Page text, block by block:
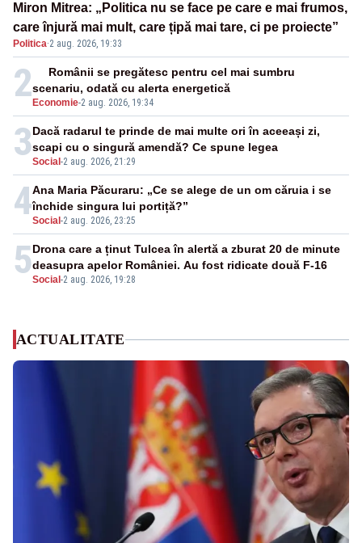
Miron Mitrea: „Politica nu se face pe care e mai frumos,
care înjură mai mult, care țipă mai tare, ci pe proiecte”
Politica·2 aug. 2026, 19:33
2 Economie-2 aug. 2026, 19:34
Românii se pregătesc pentru cel mai sumbru
scenariu, odată cu alerta energetică
3Social -2 aug. 2026, 21:29
Dacă radarul te prinde de mai multe ori în aceeași zi,
scapi cu o singură amendă? Ce spune legea
4Social -2 aug. 2026, 23:25
Ana Maria Păcuraru: „Ce se alege de un om căruia i se
închide singura lui portiță?”
5Social -2 aug. 2026, 19:28
Drona care a ținut Tulcea în alertă a zburat 20 de minute
deasupra apelor României. Au fost ridicate două F-16
ACTUALITATE